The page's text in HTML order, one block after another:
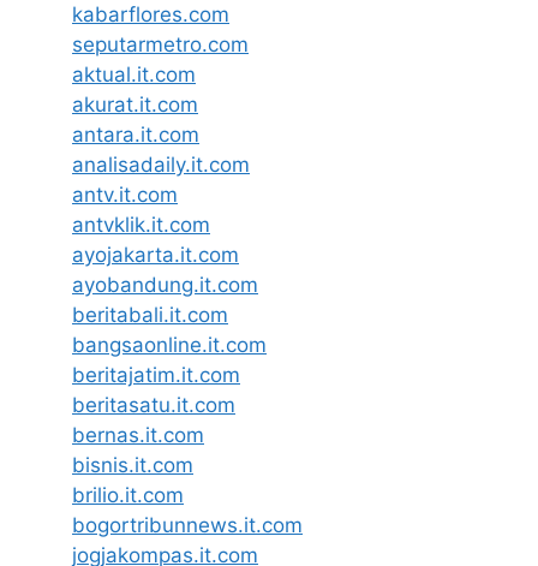
kabarflores.com
seputarmetro.com
aktual.it.com
akurat.it.com
antara.it.com
analisadaily.it.com
antv.it.com
antvklik.it.com
ayojakarta.it.com
ayobandung.it.com
beritabali.it.com
bangsaonline.it.com
beritajatim.it.com
beritasatu.it.com
bernas.it.com
bisnis.it.com
brilio.it.com
bogortribunnews.it.com
jogjakompas.it.com